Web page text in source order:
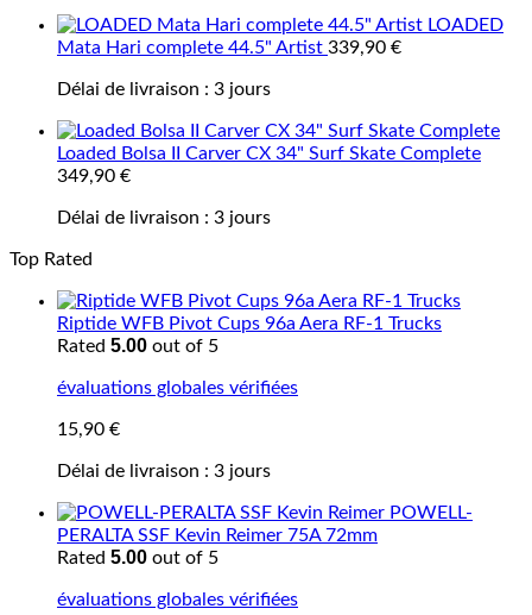
LOADED
Mata Hari complete 44.5" Artist 339,90 €
Délai de livraison : 3 jours
Loaded Bolsa II Carver CX 34" Surf Skate Complete
349,90 €
Délai de livraison : 3 jours
Top Rated
Riptide WFB Pivot Cups 96a Aera RF-1 Trucks
Rated 5.00 out of 5
évaluations globales vérifiées
15,90 €
Délai de livraison : 3 jours
POWELL-
PERALTA SSF Kevin Reimer 75A 72mm
Rated 5.00 out of 5
évaluations globales vérifiées